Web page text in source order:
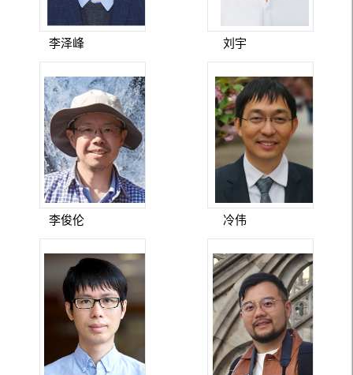
李泽峰 刘宇
李俊伦 冷伟